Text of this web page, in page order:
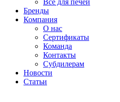
Все для печей
Бренды
Компания
О нас
Сертификаты
Команда
Контакты
Субдилерам
Новости
Статьи